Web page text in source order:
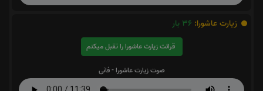
زیارت عاشورا: 36 بار
قرائت زیارت عاشورا را تقبل میکنم
صوت زیارت عاشورا - فانی